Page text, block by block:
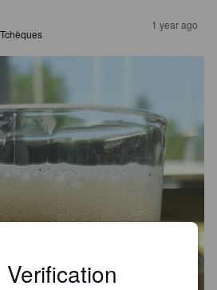
1 year ago